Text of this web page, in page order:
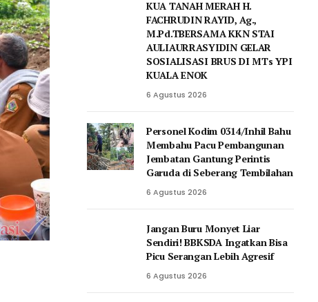
KUA TANAH MERAH H.
FACHRUDIN RAYID, Ag.,
M.Pd.TBERSAMA KKN STAI
AULIAURRASYIDIN GELAR
SOSIALISASI BRUS DI MTs YPI
KUALA ENOK
6 Agustus 2026
Personel Kodim 0314/Inhil Bahu
Membahu Pacu Pembangunan
Jembatan Gantung Perintis
Garuda di Seberang Tembilahan
6 Agustus 2026
Jangan Buru Monyet Liar
Sendiri! BBKSDA Ingatkan Bisa
Picu Serangan Lebih Agresif
6 Agustus 2026